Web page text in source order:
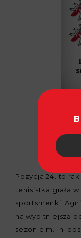
Pozycja 24. to
tenisistka grała
sportsmenki.
najwybitniejszą
sezonie m. in.